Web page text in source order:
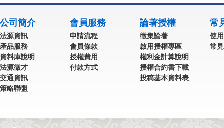
公司簡介
法源資訊
產品服務
資料庫說明
法源徵才
交通資訊
策略聯盟
會員服務
申請流程
會員條款
授權費用
付款方式
論著授權
徵集論著
啟用授權專區
權利金計算說明
授權合約書下載
投稿基本資料表
常
使
常